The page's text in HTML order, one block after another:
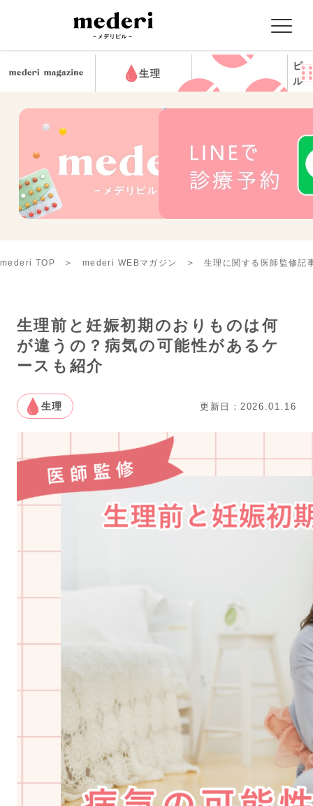
生理
ピ
ル
mederi TOP mederi WEBマガジン 生理に関する医師監修記
生理前と妊娠初期のおりものは何
が違うの？病気の可能性があるケ
ースも紹介
生理 更新日：2026.01.16